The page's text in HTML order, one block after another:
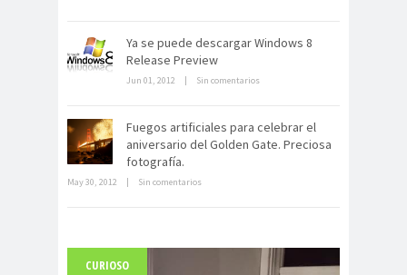
Dentro de un manicomio
abandonado
Ya se puede descargar Windows 8
Release Preview
Jun 01, 2012 Sin comentarios
Fuegos artificiales para celebrar el
aniversario del Golden Gate. Preciosa
fotografía.
May 30, 2012 Sin comentarios
CURIOSO